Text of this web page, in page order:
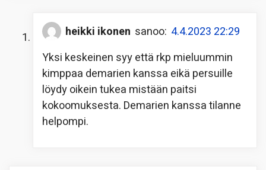
heikki ikonen sanoo: 4.4.2023 22:29
Yksi keskeinen syy että rkp mieluummin
kimppaa demarien kanssa eikä persuille
löydy oikein tukea mistään paitsi
kokoomuksesta. Demarien kanssa tilanne
helpompi.